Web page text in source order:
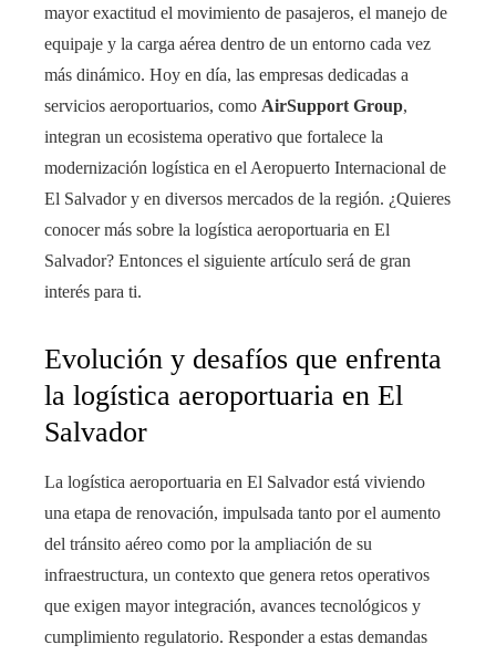
mayor exactitud el movimiento de pasajeros, el manejo de
equipaje y la carga aérea dentro de un entorno cada vez
más dinámico. Hoy en día, las empresas dedicadas a
servicios aeroportuarios, como AirSupport Group,
integran un ecosistema operativo que fortalece la
modernización logística en el Aeropuerto Internacional de
El Salvador y en diversos mercados de la región. ¿Quieres
conocer más sobre la logística aeroportuaria en El
Salvador? Entonces el siguiente artículo será de gran
interés para ti.
Evolución y desafíos que enfrenta
la logística aeroportuaria en El
Salvador
La logística aeroportuaria en El Salvador está viviendo
una etapa de renovación, impulsada tanto por el aumento
del tránsito aéreo como por la ampliación de su
infraestructura, un contexto que genera retos operativos
que exigen mayor integración, avances tecnológicos y
cumplimiento regulatorio. Responder a estas demandas